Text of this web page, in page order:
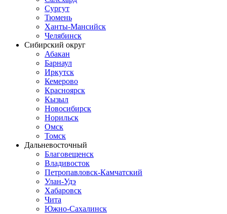
Сургут
Тюмень
Ханты-Мансийск
Челябинск
Сибирский округ
Абакан
Барнаул
Иркутск
Кемерово
Красноярск
Кызыл
Новосибирск
Норильск
Омск
Томск
Дальневосточный
Благовещенск
Владивосток
Петропавловск-Камчатский
Улан-Удэ
Хабаровск
Чита
Южно-Сахалинск